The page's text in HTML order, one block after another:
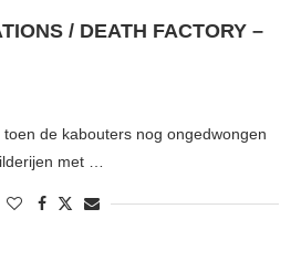
/ DEATH FACTORY –
de kabouters nog ongedwongen
met …